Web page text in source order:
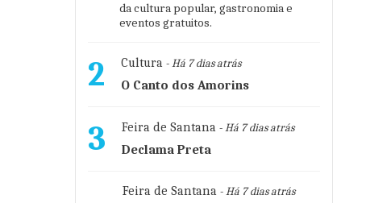
da cultura popular, gastronomia e
eventos gratuitos.
2 Cultura - Há 7 dias atrás
O Canto dos Amorins
3 Feira de Santana - Há 7 dias atrás
Declama Preta
Feira de Santana - Há 7 dias atrás